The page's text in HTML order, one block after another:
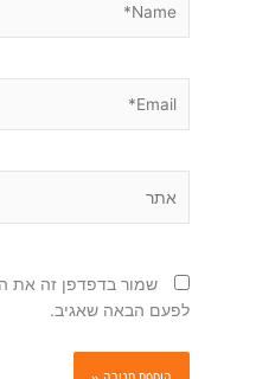
שמור בדפדפן זה את
לפעם הבאה שאגיב.